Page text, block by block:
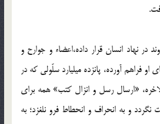
نهاد انسان قرار داده،‌اعضاء و جوارح و
فراهم آورده، پانزده ميليارد سلّولي كه در
«ارسال رسل و انزال كتب» همه براي
و به انحراف و انحطاط فرو نلغزد؛ به